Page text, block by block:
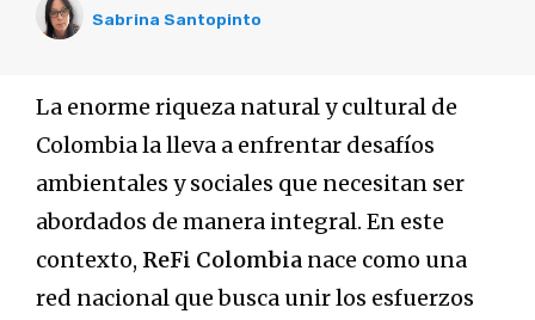
Sabrina Santopinto
La enorme riqueza natural y cultural de
Colombia la lleva a enfrentar desafíos
ambientales y sociales que necesitan ser
abordados de manera integral. En este
contexto, ReFi Colombia nace como una
red nacional que busca unir los esfuerzos